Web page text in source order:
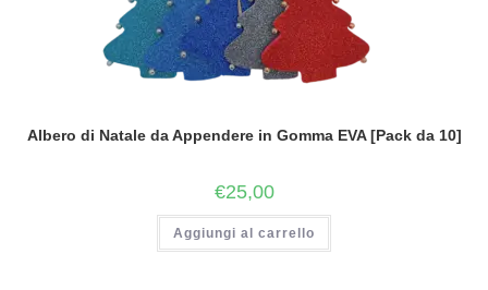
Albero di Natale da Appendere in Gomma EVA [Pack da 10]
€25,00
Aggiungi al carrello